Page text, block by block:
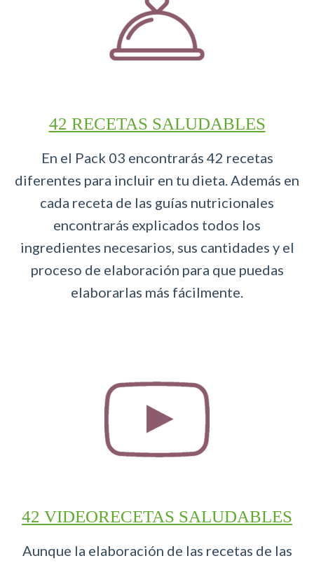
42 RECETAS SALUDABLES
En el Pack 03 encontrarás 42 recetas
diferentes para incluir en tu dieta. Además en
cada receta de las guías nutricionales
encontrarás explicados todos los
ingredientes necesarios, sus cantidades y el
proceso de elaboración para que puedas
elaborarlas más fácilmente.
42 VIDEORECETAS SALUDABLES
Aunque la elaboración de las recetas de las